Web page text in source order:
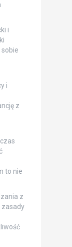
i
i
z
to nie
z
zasady